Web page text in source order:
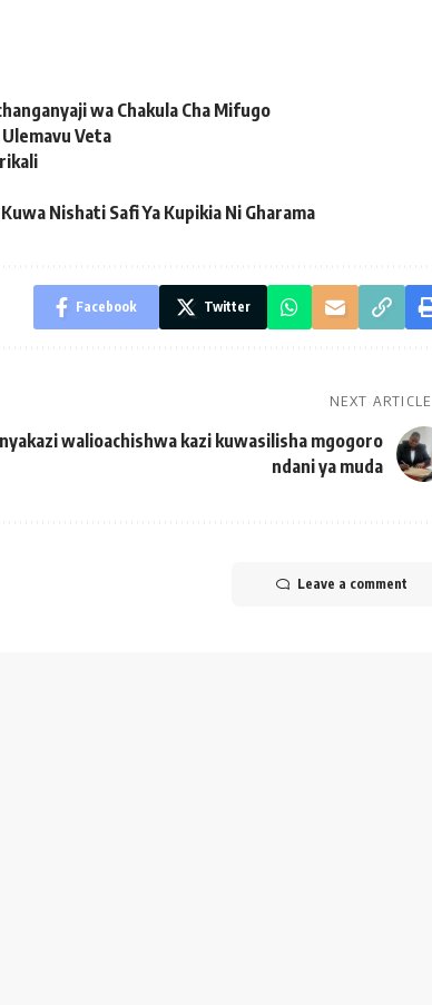
wa Chakula Cha Mifugo
Veta
Nishati Safi Ya Kupikia Ni Gharama
Facebook Twitter
NEXT ARTICLE
walioachishwa kazi kuwasilisha mgogoro
ndani ya muda
Leave a comment